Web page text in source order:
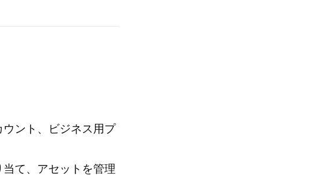
ント、ビジネス用プ
て、アセットを管理